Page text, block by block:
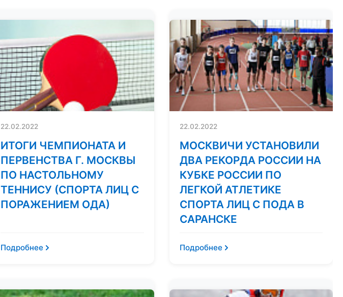
22.02.2022
ИТОГИ ЧЕМПИОНАТА И
ПЕРВЕНСТВА Г. МОСКВЫ
ПО НАСТОЛЬНОМУ
ТЕННИСУ (СПОРТА ЛИЦ С
ПОРАЖЕНИЕМ ОДА)
Подробнее
22.02.2022
МОСКВИЧИ УСТАНОВИЛИ
ДВА РЕКОРДА РОССИИ НА
КУБКЕ РОССИИ ПО
ЛЕГКОЙ АТЛЕТИКЕ
СПОРТА ЛИЦ С ПОДА В
САРАНСКЕ
Подробнее